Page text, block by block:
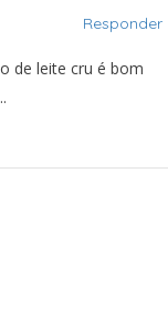
Responder
de leite cru é bom